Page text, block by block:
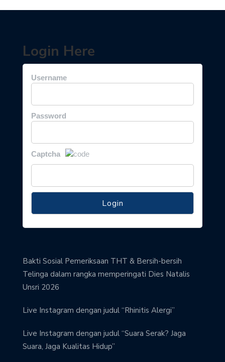
Login Here
Username
Password
Captcha
Bakti Sosial Pemeriksaan THT & Bersih-bersih
Telinga dalam rangka memperingati Dies Natalis
Unsri 2026
Live Instagram dengan judul “Rhinitis Alergi”
Live Instagram dengan judul “Suara Serak? Jaga
Suara, Jaga Kualitas Hidup”